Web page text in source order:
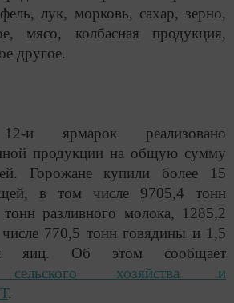
лук, морковь, сахар, зерно,
мясо, колбасная продукция,
другое.
и ярмарок реализовано
продукции на общую сумму
Горожане купили более 15
в том числе 9705,4 тонн
разливного молока, 1285,2
770,5 тонн говядины и 1,5
яиц. Об этом сообщает
сельского хозяйства и
.